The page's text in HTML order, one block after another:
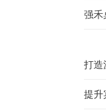
强禾
打造
提升